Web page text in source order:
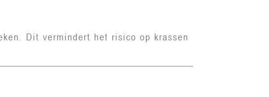
Dit vermindert het risico op krassen